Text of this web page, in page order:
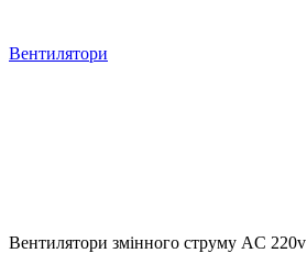
Вентилятори
Вентилятори змінного струму AC 220v